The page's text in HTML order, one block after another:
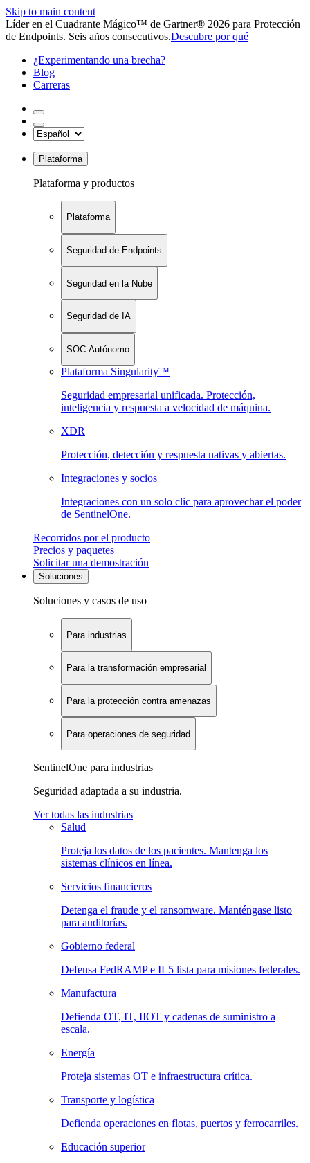
Skip to main content
Líder en el Cuadrante Mágico™ de Gartner® 2026 para Protección
de Endpoints. Seis años consecutivos.Descubre por qué
¿Experimentando una brecha?
Blog
Carreras
Plataforma
Plataforma y productos
Plataforma
Seguridad de Endpoints
Seguridad en la Nube
Seguridad de IA
SOC Autónomo
Plataforma Singularity™
Seguridad empresarial unificada. Protección,
inteligencia y respuesta a velocidad de máquina.
XDR
Protección, detección y respuesta nativas y abiertas.
Integraciones y socios
Integraciones con un solo clic para aprovechar el poder
de SentinelOne.
Recorridos por el producto
Precios y paquetes
Solicitar una demostración
Soluciones
Soluciones y casos de uso
Para industrias
Para la transformación empresarial
Para la protección contra amenazas
Para operaciones de seguridad
SentinelOne para industrias
Seguridad adaptada a su industria.
Ver todas las industrias
Salud
Proteja los datos de los pacientes. Mantenga los
sistemas clínicos en línea.
Servicios financieros
Detenga el fraude y el ransomware. Manténgase listo
para auditorías.
Gobierno federal
Defensa FedRAMP e IL5 lista para misiones federales.
Manufactura
Defienda OT, IT, IIOT y cadenas de suministro a
escala.
Energía
Proteja sistemas OT e infraestructura crítica.
Transporte y logística
Defienda operaciones en flotas, puertos y ferrocarriles.
Educación superior